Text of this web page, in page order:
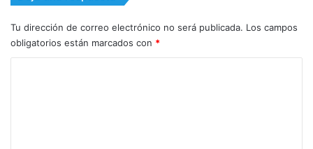
Tu dirección de correo electrónico no será publicada. Los campos
obligatorios están marcados con *